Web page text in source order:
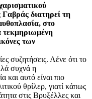
Γαβράς διατηρεί τη
στο
τεκμηριωμένη
των
συζητήσεις. Λένε ότι το
συχνά η
και αυτό είναι πιο
θρίλερ, γιατί κάπως
στις Βρυξέλλες και